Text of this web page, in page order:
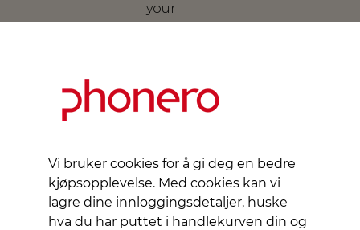
Vi bruker cookies for å gi deg en bedre
kjøpsopplevelse. Med cookies kan vi
lagre dine innloggingsdetaljer, huske
hva du har puttet i handlekurven din og
your
enough
to forget
case on
your
phone.